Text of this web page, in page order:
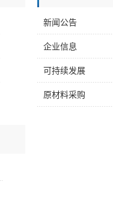
新闻公告
企业信息
可持续发展
原材料采购